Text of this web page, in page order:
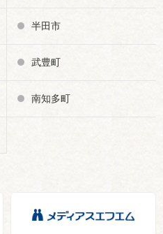
半田市
武豊町
南知多町